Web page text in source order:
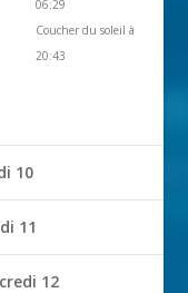
06:29
Coucher du soleil à
20:43
10
11
12